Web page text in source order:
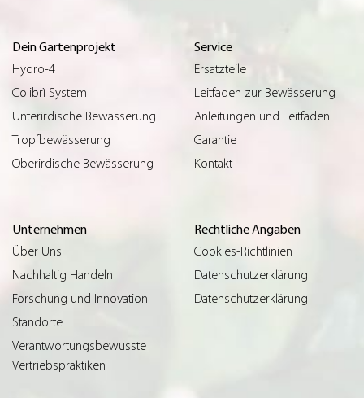
Dein Gartenprojekt
Hydro-4
Colibrì System
Unterirdische Bewässerung
Tropfbewässerung
Oberirdische Bewässerung
Service
Ersatzteile
Leitfaden zur Bewässerung
Anleitungen und Leitfäden
Garantie
Kontakt
Unternehmen
Über Uns
Nachhaltig Handeln
Forschung und Innovation
Standorte
Verantwortungsbewusste
Vertriebspraktiken
Rechtliche Angaben
Cookies-Richtlinien
Datenschutzerklärung
Datenschutzerklärung